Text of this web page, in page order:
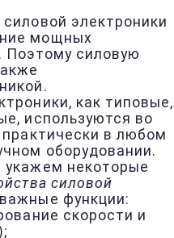
электроники
мощных
Поэтому силовую
как типовые,
используются во
в любом
оборудовании.
укажем некоторые
силовой
функции:
скорости и